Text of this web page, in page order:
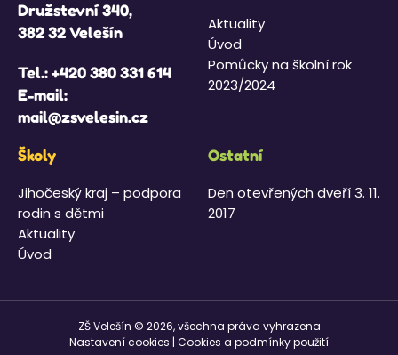
Družstevní 340,
382 32 Velešín
Tel.:+420 380 331 614
E-mail:
mail@zsvelesin.cz
Aktuality
Úvod
Pomůcky na školní rok
2023/2024
Školy
Jihočeský kraj – podpora
rodin s dětmi
Aktuality
Úvod
Ostatní
Den otevřených dveří 3. 11.
2017
ZŠ Velešín © 2026, všechna práva vyhrazena
Nastavení cookies | Cookies a podmínky použití